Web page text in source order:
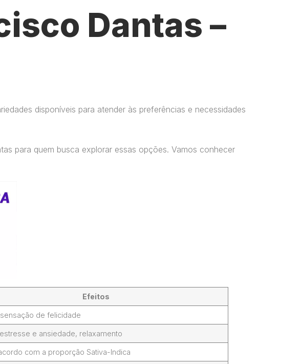
Dantas –
disponíveis para atender às preferências e necessidades
para quem busca explorar essas opções. Vamos conhecer
Efeitos
de felicidade
e ansiedade, relaxamento
com a proporção Sativa-Indica